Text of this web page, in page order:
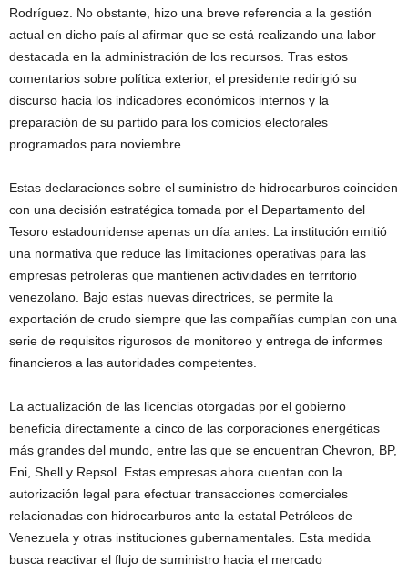
Rodríguez. No obstante, hizo una breve referencia a la gestión
actual en dicho país al afirmar que se está realizando una labor
destacada en la administración de los recursos. Tras estos
comentarios sobre política exterior, el presidente redirigió su
discurso hacia los indicadores económicos internos y la
preparación de su partido para los comicios electorales
programados para noviembre.
Estas declaraciones sobre el suministro de hidrocarburos coinciden
con una decisión estratégica tomada por el Departamento del
Tesoro estadounidense apenas un día antes. La institución emitió
una normativa que reduce las limitaciones operativas para las
empresas petroleras que mantienen actividades en territorio
venezolano. Bajo estas nuevas directrices, se permite la
exportación de crudo siempre que las compañías cumplan con una
serie de requisitos rigurosos de monitoreo y entrega de informes
financieros a las autoridades competentes.
La actualización de las licencias otorgadas por el gobierno
beneficia directamente a cinco de las corporaciones energéticas
más grandes del mundo, entre las que se encuentran Chevron, BP,
Eni, Shell y Repsol. Estas empresas ahora cuentan con la
autorización legal para efectuar transacciones comerciales
relacionadas con hidrocarburos ante la estatal Petróleos de
Venezuela y otras instituciones gubernamentales. Esta medida
busca reactivar el flujo de suministro hacia el mercado